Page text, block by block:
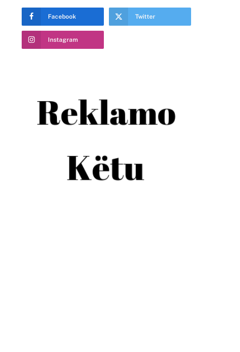
Facebook Twitter
Instagram